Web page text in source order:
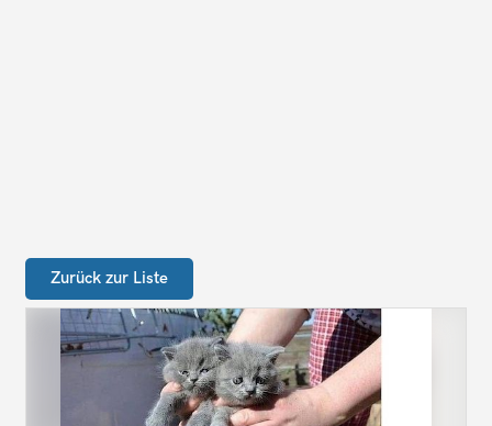
Zurück zur Liste